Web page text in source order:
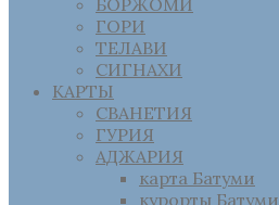
ГОРИ
ТЕЛАВИ
СИГНАХИ
КАРТЫ
СВАНЕТИЯ
ГУРИЯ
АДЖАРИЯ
карта Батуми
курорты Батуми